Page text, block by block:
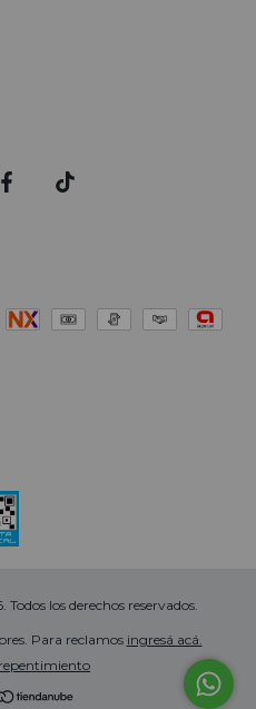
los derechos reservados.
Para reclamos ingresá acá.